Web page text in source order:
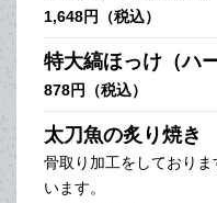
1,648円（税込）
特大縞ほっけ（ハー
878円（税込）
太刀魚の炙り焼き
骨取り加工をしており
います。